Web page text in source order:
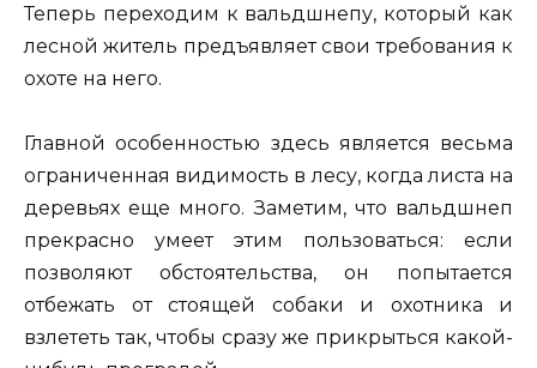
Теперь переходим к вальдшнепу, который как
лесной житель предъявляет свои требования к
охоте на него.
Главной особенностью здесь является весьма
ограниченная видимость в лесу, когда листа на
деревьях еще много. Заметим, что вальдшнеп
прекрасно умеет этим пользоваться: если
позволяют обстоятельства, он попытается
отбежать от стоящей собаки и охотника и
взлететь так, чтобы сразу же прикрыться какой-